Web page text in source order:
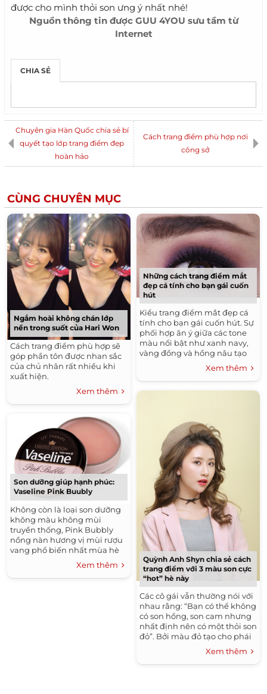
được cho mình thỏi son ưng ý nhất nhé!
Nguồn thông tin được GUU 4YOU sưu tầm từ
Internet
CHIA SẺ
Chuyên gia Hàn Quốc chia sẻ bí
quyết tạo lớp trang điểm đẹp
hoàn hảo
Cách trang điểm phù hợp nơi
công sở
CÙNG CHUYÊN MỤC
Ngắm hoài không chán lớp
nền trong suốt của Hari Won
Cách trang điểm phù hợp sẽ
góp phần tôn được nhan sắc
của chủ nhân rất nhiều khi
xuất hiện.
Xem thêm
Son dưỡng giúp hạnh phúc:
Vaseline Pink Buubly
Không còn là loại son dưỡng
không màu không mùi
truyền thống, Pink Bubbly
nồng nàn hương vị mùi rượu
vang phổ biến nhất mùa hè
"Rose" với màu hồng nhẹ
Xem thêm
Những cách trang điểm mắt
đẹp cá tính cho bạn gái cuốn
hút
Kiểu trang điểm mắt đẹp cá
tính cho bạn gái cuốn hút. Sự
phối hợp ăn ý giữa các tone
màu nổi bật như xanh navy,
vàng đồng và hồng nâu tạo
vẻ đẹp cá tính cho ‘cửa sổ tâm
Xem thêm
Quỳnh Anh Shyn chia sẻ cách
trang điểm với 3 màu son cực
“hot” hè này
Các cô gái vẫn thường nói với
nhau rằng: “Bạn có thể không
có son hồng, son cam nhưng
nhất định nên có một thỏi son
đỏ”. Bởi màu đỏ tạo cho phái
đẹp một vẻ nổi bật và quyến
rũ đến lạ kì. Cũng chính vì
vậy, đây luôn là màu son
Xem thêm